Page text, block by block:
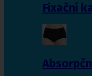
Fixační